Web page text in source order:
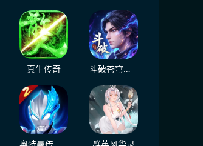
真牛传奇 斗破苍穹：三年之约
奥特曼传奇英雄2 群英风华录